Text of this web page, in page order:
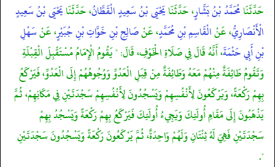
حَدَّثَنَامُحَمَّدُ بْنُ بَشَّارٍ، حَدَّثَنَايَحْيَى بْنُ سَعِيدٍ الْقَطَّانُ، حَدَّثَنَايَحْيَى بْنُ سَعِيدٍ
الْأَنْصَارِيُّ، عَنْالْقَاسِمِ بْنِ مُحَمَّدٍ، عَنْصَالِحِ بْنِ خَوَّاتِ بْنِ جُبَيْرٍ، عَنْسَهْلِ
بْنِ أَبِي حَثْمَةَ، أَنَّهُ قَالَ فِي صَلَاةِ الْخَوْفِ، قَالَ: " يَقُومُ الْإِمَامُ مُسْتَقْبِلَ الْقِبْلَةِ
وَتَقُومُ طَائِفَةٌ مِنْهُمْ مَعَهُ وَطَائِفَةٌ مِنْ قِبَلِ الْعَدُوِّ وَوُجُوهُهُمْ إِلَى الْعَدُوِّ، فَيَرْكَعُ
بِهِمْ رَكْعَةً، وَيَرْكَعُونَ لِأَنْفُسِهِمْ وَيَسْجُدُونَ لِأَنْفُسِهِمْ سَجْدَتَيْنِ فِي مَكَانِهِمْ، ثُمَّ
يَذْهَبُونَ إِلَى مَقَامِ أُولَئِكَ وَيَجِيءُ أُولَئِكَ فَيَرْكَعُ بِهِمْ رَكْعَةً وَيَسْجُدُ بِهِمْ
سَجْدَتَيْنِ فَهِيَ لَهُ ثِنْتَانِ وَلَهُمْ وَاحِدَةٌ، ثُمَّ يَرْكَعُونَ رَكْعَةً وَيَسْجُدُونَ سَجْدَتَيْنِ
".